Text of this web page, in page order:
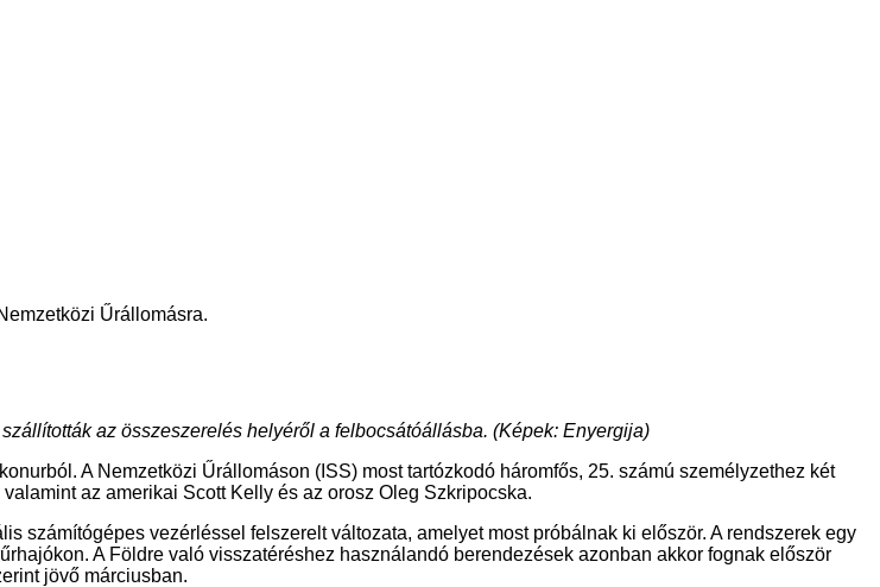
Űrállomásra.
az összeszerelés helyéről a felbocsátóállásba. (Képek: Enyergija)
A Nemzetközi Űrállomáson (ISS) most tartózkodó háromfős, 25. számú személyzethez két
az amerikai Scott Kelly és az orosz Oleg Szkripocska.
számítógépes vezérléssel felszerelt változata, amelyet most próbálnak ki először. A rendszerek egy
A Földre való visszatéréshez használandó berendezések azonban akkor fognak először
jövő márciusban.